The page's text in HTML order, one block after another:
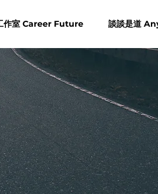
作室 Career Future 談談是道